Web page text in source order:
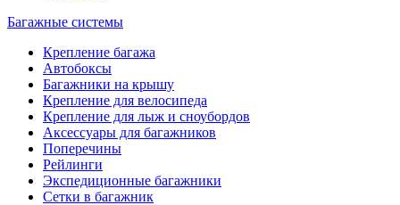
Багажные системы
Крепление багажа
Автобоксы
Багажники на крышу
Крепление для велосипеда
Крепление для лыж и сноубордов
Аксессуары для багажников
Поперечины
Рейлинги
Экспедиционные багажники
Сетки в багажник